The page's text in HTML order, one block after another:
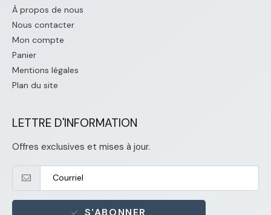
À propos de nous
Nous contacter
Mon compte
Panier
Mentions légales
Plan du site
LETTRE D'INFORMATION
Offres exclusives et mises à jour.
S'ABONNER